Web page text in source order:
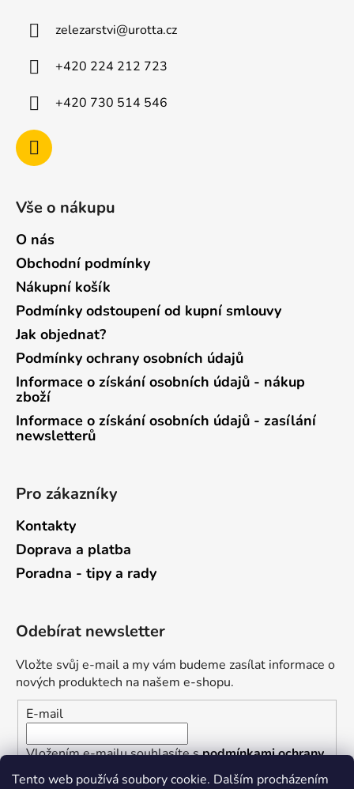
Tento web používá soubory cookie. Dalším procházením
zelezarstvi@urotta.cz
+420 224 212 723
+420 730 514 546
Vše o nákupu
O nás
Obchodní podmínky
Nákupní košík
Podmínky odstoupení od kupní smlouvy
Jak objednat?
Podmínky ochrany osobních údajů
Informace o získání osobních údajů - nákup
zboží
Informace o získání osobních údajů - zasílání
newsletterů
Pro zákazníky
Kontakty
Doprava a platba
Poradna - tipy a rady
Odebírat newsletter
Vložte svůj e-mail a my vám budeme zasílat informace o
nových produktech na našem e-shopu.
E-mail
Vložením e-mailu souhlasíte spodmínkami ochrany
osobních údajů